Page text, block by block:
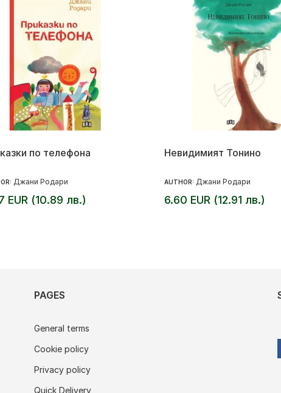
по телефона
Джани Родари
EUR (10.89 лв.)
Невидимият Тонино
AUTHOR: Джани Родари
6.60 EUR (12.91 лв.)
PAGES
General terms
Cookie policy
Privacy policy
Quick Delivery